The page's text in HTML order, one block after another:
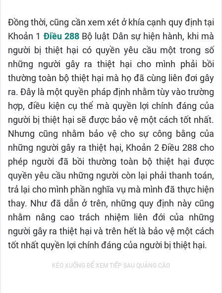
Đồng thời, cũng cần xem xét ở khía cạnh quy định tại
Khoản 1Điều 288Bộ luật Dân sự hiện hành, khi mà
người bị thiệt hại có quyền yêu cầu một trong số
những người gây ra thiệt hại cho mình phải bồi
thường toàn bộ thiệt hại mà họ đã cùng liên đơi gây
ra. Đây là một quyền pháp định nhằm tùy vào trường
hợp, điều kiện cụ thể mà quyền lợi chính đáng của
người bị thiệt hại sẽ được bảo vệ một cách tốt nhất.
Nhưng cũng nhằm bảo vệ cho sự công bằng của
những người gây ra thiệt hại, Khoản 2 Điều 288 cho
phép người đã bồi thường toàn bộ thiệt hại được
quyền yêu cầu những người còn lại phải thanh toán,
trả lại cho mình phần nghĩa vụ mà mình đã thực hiện
thay. Như đã dẫn ở trên, những quy định này cũng
nhằm nâng cao trách nhiệm liên đới của những
người gây ra thiệt hại và trên hết là bảo vệ một cách
tốt nhất quyền lợi chính đáng của người bị thiệt hại.